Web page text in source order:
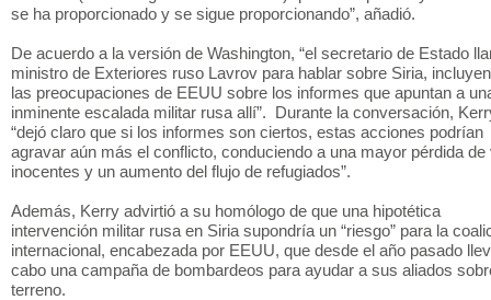
se ha proporcionado y se sigue proporcionando”, añadió.
De acuerdo a la versión de Washington, “el secretario de Estado
ministro de Exteriores ruso Lavrov para hablar sobre Siria,
las preocupaciones de EEUU sobre los informes que apuntan a
inminente escalada militar rusa allí”. Durante la conversación,
“dejó claro que si los informes son ciertos, estas acciones podrían
agravar aún más el conflicto, conduciendo a una mayor pérdida de
inocentes y un aumento del flujo de refugiados”.
Además, Kerry advirtió a su homólogo de que una hipotética
intervención militar rusa en Siria supondría un “riesgo” para la
internacional, encabezada por EEUU, que desde el año pasado
cabo una campaña de bombardeos para ayudar a sus aliados
terreno.